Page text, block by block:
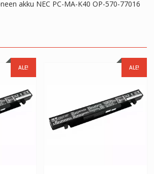
akku NEC PC-MA-K40 OP-570-77016
ALE! ALE!